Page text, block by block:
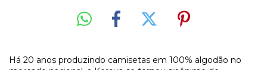
Há 20 anos produzindo camisetas em 100% algodão no